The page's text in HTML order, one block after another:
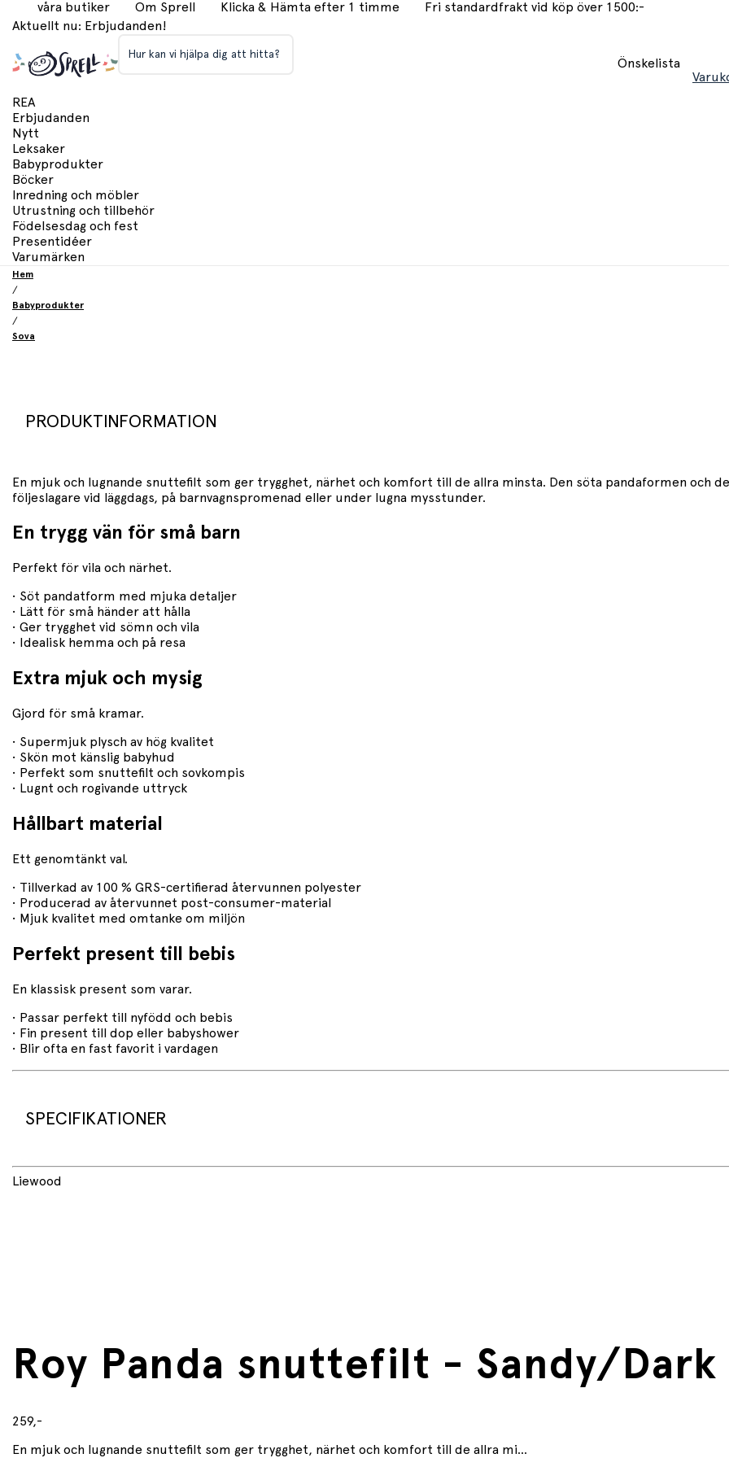
våra butiker Om Sprell Klicka & Hämta efter 1 timme
Fri standardfrakt vid köp över 1500:-
Aktuellt nu: Erbjudanden!
Hur kan vi hjälpa dig att hitta?
Önskelista
REA
Erbjudanden
Nytt
Leksaker
Babyprodukter
Böcker
Inredning och möbler
Utrustning och tillbehör
Födelsesdag och fest
Presentidéer
Varumärken
Hem
/
Babyprodukter
/
Sova
PRODUKTINFORMATION
En mjuk och lugnande snuttefilt som ger trygghet, närhet och komfort till de allra minsta. Den söta pandaformen och
följeslagare vid läggdags, på barnvagnspromenad eller under lugna mysstunder.
En trygg vän för små barn
Perfekt för vila och närhet.
• Söt pandatform med mjuka detaljer
• Lätt för små händer att hålla
• Ger trygghet vid sömn och vila
• Idealisk hemma och på resa
Extra mjuk och mysig
Gjord för små kramar.
• Supermjuk plysch av hög kvalitet
• Skön mot känslig babyhud
• Perfekt som snuttefilt och sovkompis
• Lugnt och rogivande uttryck
Hållbart material
Ett genomtänkt val.
• Tillverkad av 100 % GRS-certifierad återvunnen polyester
• Producerad av återvunnet post-consumer-material
• Mjuk kvalitet med omtanke om miljön
Perfekt present till bebis
En klassisk present som varar.
• Passar perfekt till nyfödd och bebis
• Fin present till dop eller babyshower
• Blir ofta en fast favorit i vardagen
SPECIFIKATIONER
Produktspecifikationer
Material
• 100 % GRS‑certifierad återvunnen polyester
Skötselråd
• Tvättas med liknande färger
Liewood
Roy Panda snuttefilt - Sandy/Dark
259,-
En mjuk och lugnande snuttefilt som ger trygghet, närhet och komfort till de allra mi...